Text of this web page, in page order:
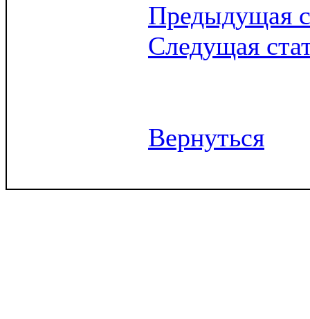
Предыдущая
Следущая
Вернуться